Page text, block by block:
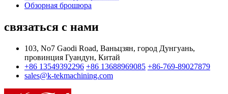
Обзорная брошюра
связаться с нами
103, No7 Gaodi Road, Ваньцзян, город Дунгуань,
провинция Гуандун, Китай
+86 13549392296 +86 13688969085 +86-769-89027879
sales@k-tekmachining.com